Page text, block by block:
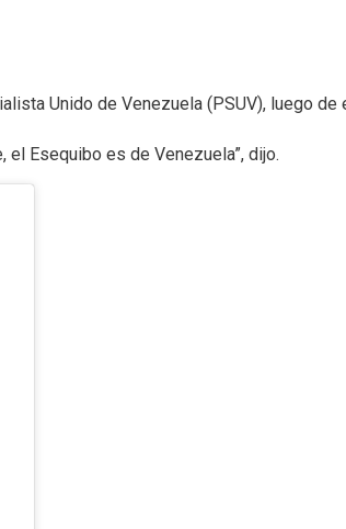
Unido de Venezuela (PSUV), luego
Esequibo es de Venezuela”, dijo.